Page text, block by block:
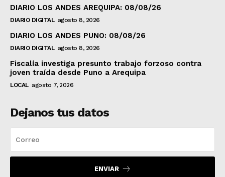
DIARIO LOS ANDES AREQUIPA: 08/08/26
DIARIO DIGITAL agosto 8, 2026
DIARIO LOS ANDES PUNO: 08/08/26
DIARIO DIGITAL agosto 8, 2026
Fiscalía investiga presunto trabajo forzoso contra
joven traída desde Puno a Arequipa
LOCAL agosto 7, 2026
Dejanos tus datos
ENVIAR